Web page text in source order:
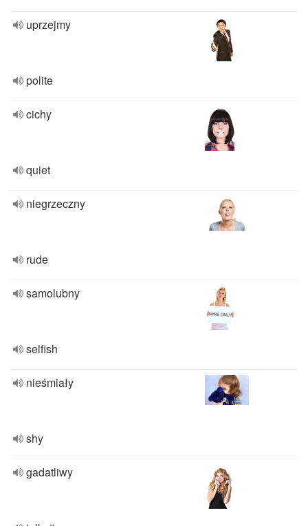
uprzejmy
polite
cichy
quiet
niegrzeczny
rude
samolubny
selfish
nieśmiały
shy
gadatliwy